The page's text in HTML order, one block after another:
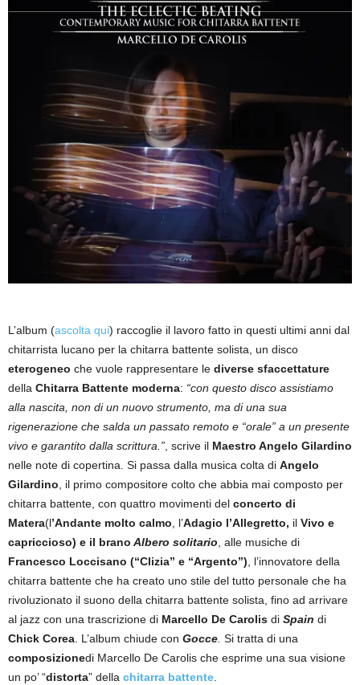
L’album (ascolta qui) raccoglie il lavoro fatto in questi ultimi anni dal
chitarrista lucano per la chitarra battente solista, un disco
eterogeneo che vuole rappresentare le diverse sfaccettature
della Chitarra Battente moderna: “con questo disco assistiamo
alla nascita, non di un nuovo strumento, ma di una sua
rigenerazione che salda un passato remoto e “orale” a un presente
vivo e garantito dalla scrittura.” , scrive il Maestro Angelo Gilardino
nelle note di copertina. Si passa dalla musica colta di Angelo
Gilardino , il primo compositore colto che abbia mai composto per
chitarra battente, con quattro movimenti del concerto di
Matera(l’Andante molto calmo , l’Adagio l’Allegretto, il Vivo e
capriccioso) e il brano Albero solitario , alle musiche di
Francesco Loccisano (“Clizia” e “Argento”) , l’innovatore della
chitarra battente che ha creato uno stile del tutto personale che ha
rivoluzionato il suono della chitarra battente solista, fino ad arrivare
al jazz con una trascrizione di Marcello De Carolis di Spain di
Chick Corea . L’album chiude con Gocce Si tratta di una
composizionedi Marcello De Carolis che esprime una sua visione
un po’ “distorta” della chitarra battente